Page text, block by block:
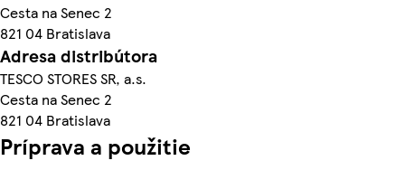
Cesta na Senec 2
821 04 Bratislava
Adresa distribútora
TESCO STORES SR, a.s.
Cesta na Senec 2
821 04 Bratislava
Príprava a použitie